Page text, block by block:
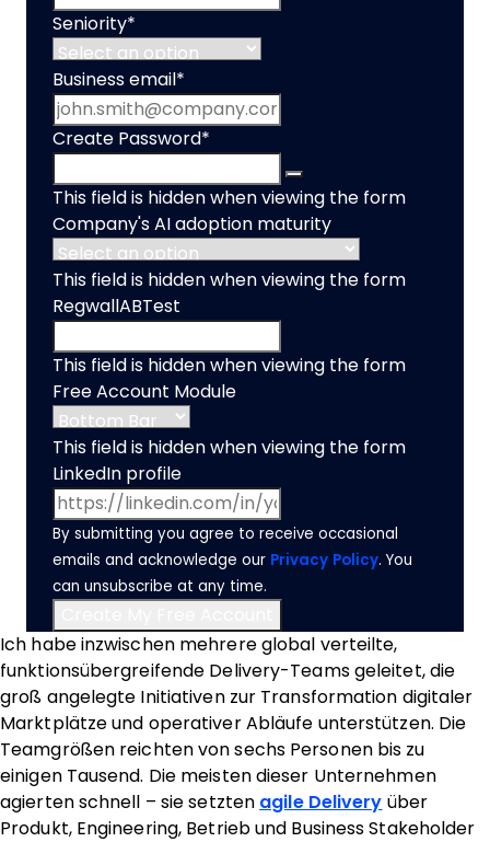
Seniority*
Business email *
Create Password*
This field is hidden when viewing the form
Company's AI adoption maturity
This field is hidden when viewing the form
RegwallABTest
This field is hidden when viewing the form
Free Account Module
This field is hidden when viewing the form
LinkedIn profile
By submitting you agree to receive occasional
emails and acknowledge our Privacy Policy. You
can unsubscribe at any time.
Ich habe inzwischen mehrere global verteilte,
funktionsübergreifende Delivery-Teams geleitet, die
groß angelegte Initiativen zur Transformation digitaler
Marktplätze und operativer Abläufe unterstützen. Die
Teamgrößen reichten von sechs Personen bis zu
einigen Tausend. Die meisten dieser Unternehmen
agierten schnell – sie setzten agile Delivery über
Produkt, Engineering, Betrieb und Business Stakeholder